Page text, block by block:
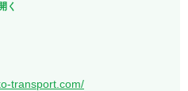
く
transport.com/